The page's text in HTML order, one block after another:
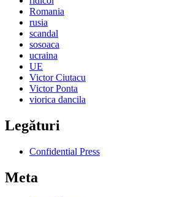
Romania
rusia
scandal
sosoaca
ucraina
UE
Victor Ciutacu
Victor Ponta
viorica dancila
Legături
Confidential Press
Meta